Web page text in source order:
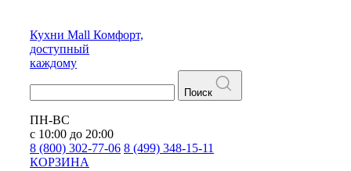
Кухни Mall Комфорт,
доступный
каждому
Поиск
ПН-ВС
с 10:00 до 20:00
8 (800) 302-77-06 8 (499) 348-15-11
КОРЗИНА